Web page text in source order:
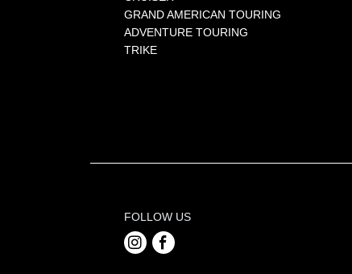
GRAND AMERICAN TOURING
ADVENTURE TOURING
TRIKE
FOLLOW US